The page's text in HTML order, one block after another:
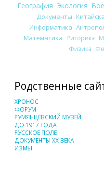
География Экология
Документы
Информатика
Математика Риторика
Физика
Родственные
ХРОНОС
ФОРУМ
РУМЯНЦЕВСКИЙ МУЗЕЙ
ДО 1917 ГОДА
РУССКОЕ ПОЛЕ
ДОКУМЕНТЫ XX ВЕКА
ИЗМЫ